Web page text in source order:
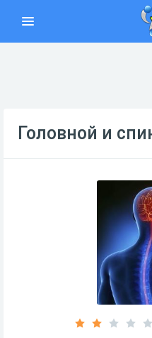
Головной и